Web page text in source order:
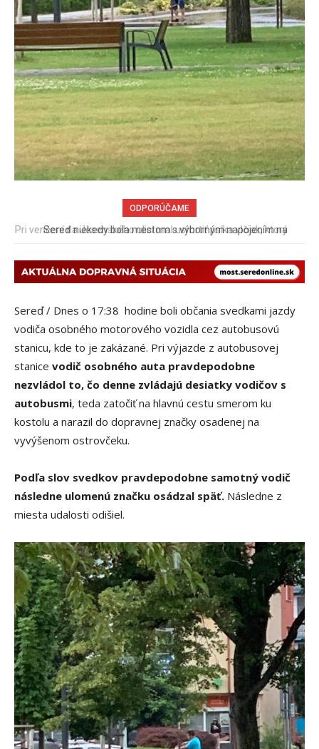
ODPORÚČAME
Sereď niekedy bola mestom s výborným napojením na
Sereď / Dnes o 17:38 hodine boli občania svedkami jazdy
vodiča osobného motorového vozidla cez autobusovú
stanicu, kde to je zakázané. Pri výjazde z autobusovej
stanice vodič osobného auta pravdepodobne
nezvládol to, čo denne zvládajú desiatky vodičov s
autobusmi, teda zatočiť na hlavnú cestu smerom ku
kostolu a narazil do dopravnej značky osadenej na
vyvýšenom ostrovčeku.
Podľa slov svedkov pravdepodobne samotný vodič
následne ulomenú značku osádzal späť. Následne z
miesta udalosti odišiel.